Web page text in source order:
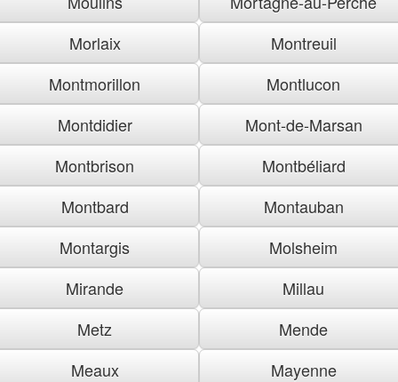
Morlaix
Montreuil
Montmorillon
Montlucon
Montdidier
Mont-de-Marsan
Montbrison
Montbéliard
Montbard
Montauban
Montargis
Molsheim
Mirande
Millau
Metz
Mende
Meaux
Mayenne